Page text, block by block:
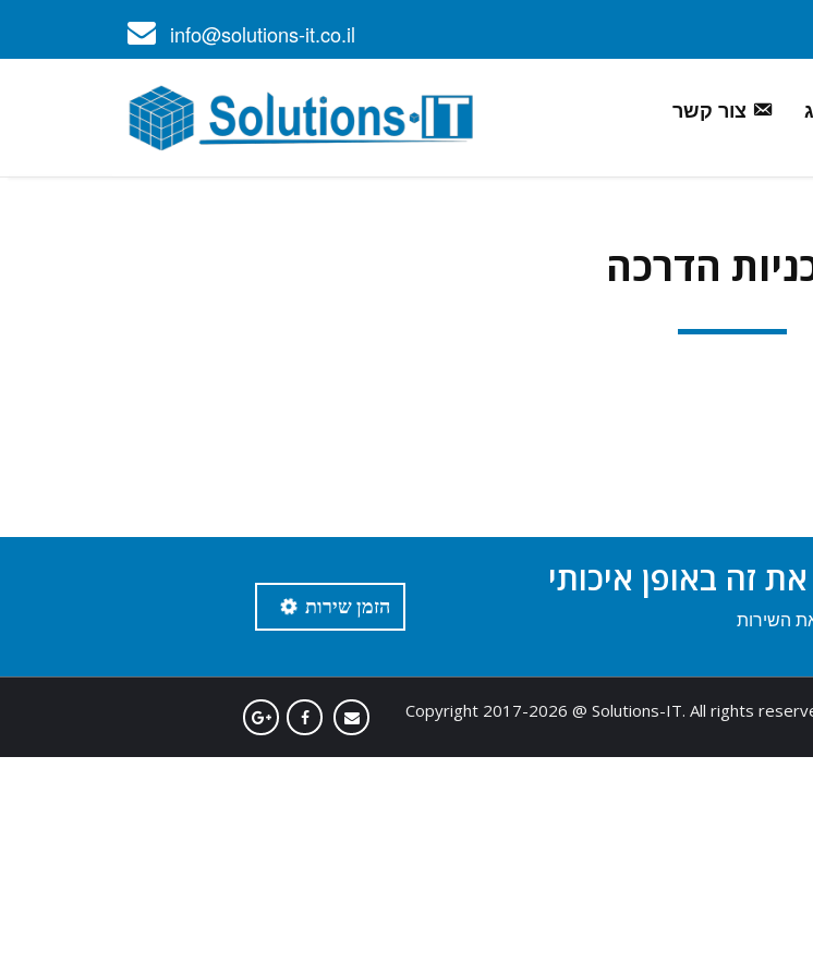
info@solutions-it.co.il
צור קשר
הדרכה
הזמן שירות
זה באופן איכותי
השירות
Copyright 2017-2026 @ Solutions-IT. All rights